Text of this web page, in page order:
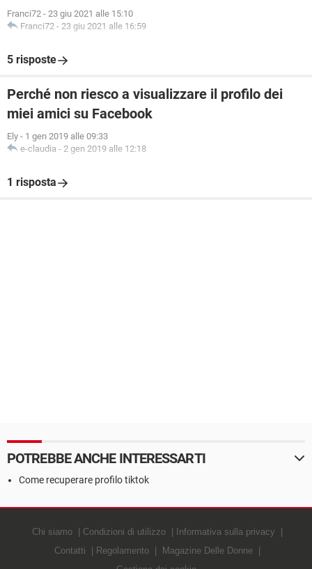
Franci72 - 23 giu 2021 alle 15:10
Franci72 - 23 giu 2021 alle 16:59
5 risposte
Perché non riesco a visualizzare il profilo dei
miei amici su Facebook
Ely - 1 gen 2019 alle 09:33
e-claudia - 2 gen 2019 alle 12:18
1 risposta
POTREBBE ANCHE INTERESSARTI
Come recuperare profilo tiktok
Chi siamo Condizioni di utilizzo
Informativa sulla privacy
Contatti
Regolamento
Magazine Delle Donne